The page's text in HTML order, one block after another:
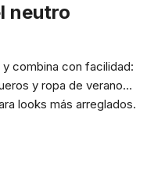
neutro
y combina con facilidad:
y ropa de verano…
looks más arreglados.